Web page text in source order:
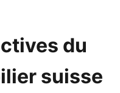
du
suisse